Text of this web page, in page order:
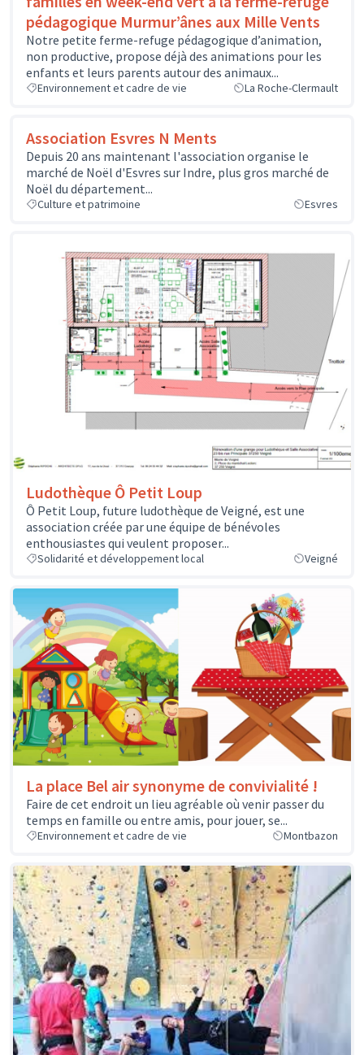
pédagogique Murmur’ânes aux Mille Vents
Notre petite ferme-refuge pédagogique d’animation,
non productive, propose déjà des animations pour les
enfants et leurs parents autour des animaux...
Environnement et cadre de vie La Roche-Clermault
Association Esvres N Ments
Depuis 20 ans maintenant l'association organise le
marché de Noël d'Esvres sur Indre, plus gros marché de
Noël du département...
Culture et patrimoine Esvres
Ludothèque Ô Petit Loup
Ô Petit Loup, future ludothèque de Veigné, est une
association créée par une équipe de bénévoles
enthousiastes qui veulent proposer...
Solidarité et développement local Veigné
La place Bel air synonyme de convivialité !
Faire de cet endroit un lieu agréable où venir passer du
temps en famille ou entre amis, pour jouer, se...
Environnement et cadre de vie Montbazon